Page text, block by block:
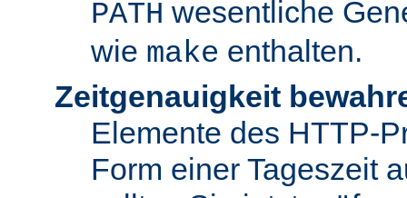
PATH wesentliche
wie make enthalten.
Zeitgenauigkeit
Elemente des HTTP-
Form einer Tageszeit